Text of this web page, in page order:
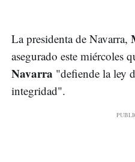
La presidenta de Navarra,
asegurado este miércoles
Navarra "defiende la ley
integridad".